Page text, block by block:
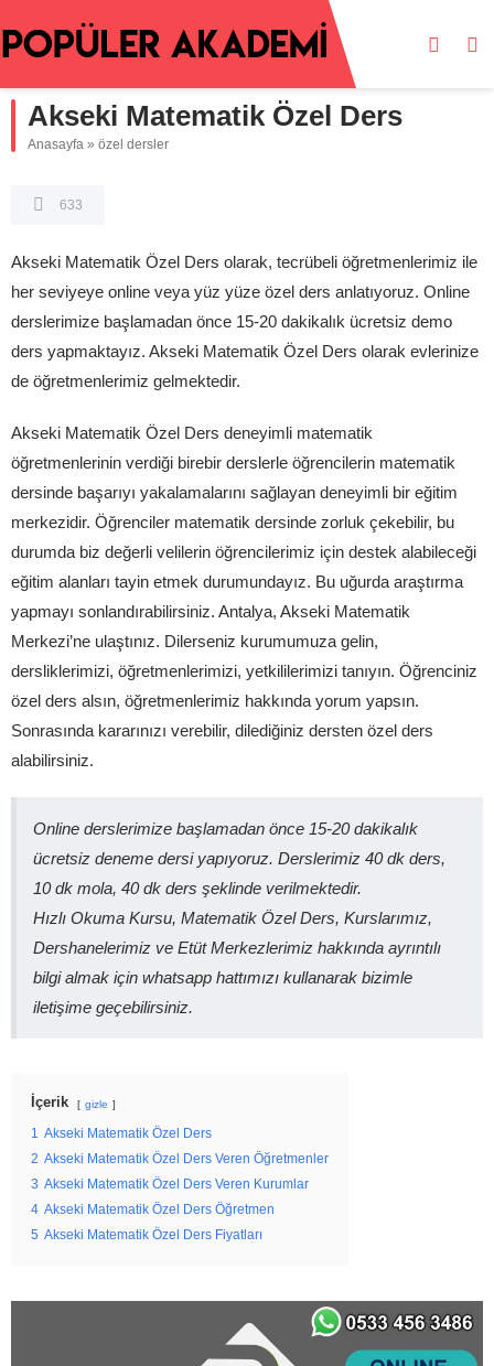
Akseki Matematik Özel Ders
Anasayfa » özel dersler
633
Akseki Matematik Özel Ders olarak, tecrübeli öğretmenlerimiz ile
her seviyeye online veya yüz yüze özel ders anlatıyoruz. Online
derslerimize başlamadan önce 15-20 dakikalık ücretsiz demo
ders yapmaktayız. Akseki Matematik Özel Ders olarak evlerinize
de öğretmenlerimiz gelmektedir.
Akseki Matematik Özel Ders deneyimli matematik
öğretmenlerinin verdiği birebir derslerle öğrencilerin matematik
dersinde başarıyı yakalamalarını sağlayan deneyimli bir eğitim
merkezidir. Öğrenciler matematik dersinde zorluk çekebilir, bu
durumda biz değerli velilerin öğrencilerimiz için destek alabileceği
eğitim alanları tayin etmek durumundayız. Bu uğurda araştırma
yapmayı sonlandırabilirsiniz. Antalya, Akseki Matematik
Merkezi’ne ulaştınız. Dilerseniz kurumumuza gelin,
dersliklerimizi, öğretmenlerimizi, yetkililerimizi tanıyın. Öğrenciniz
özel ders alsın, öğretmenlerimiz hakkında yorum yapsın.
Sonrasında kararınızı verebilir, dilediğiniz dersten özel ders
alabilirsiniz.
Online derslerimize başlamadan önce 15-20 dakikalık
ücretsiz deneme dersi yapıyoruz. Derslerimiz 40 dk ders,
10 dk mola, 40 dk ders şeklinde verilmektedir.
Hızlı Okuma Kursu, Matematik Özel Ders, Kurslarımız,
Dershanelerimiz ve Etüt Merkezlerimiz hakkında ayrıntılı
bilgi almak için whatsapp hattımızı kullanarak bizimle
iletişime geçebilirsiniz.
İçerik gizle
1
Akseki Matematik Özel Ders
2 Akseki Matematik Özel Ders Veren Öğretmenler
3 Akseki Matematik Özel Ders Veren Kurumlar
4 Akseki Matematik Özel Ders Öğretmen
5 Akseki Matematik Özel Ders Fiyatları